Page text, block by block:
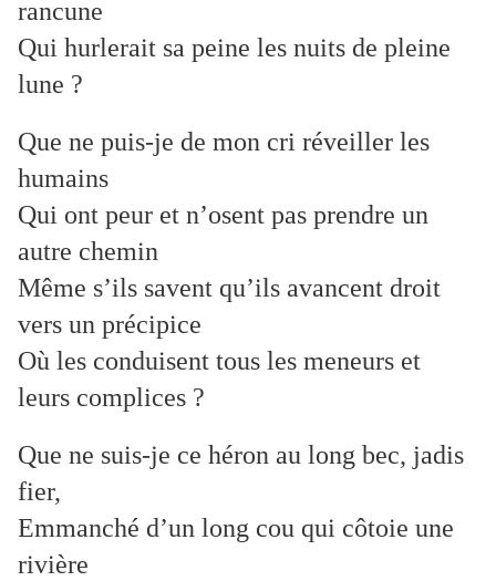
rancune
Qui hurlerait sa peine les nuits de pleine
lune ?
Que ne puis-je de mon cri réveiller les
humains
Qui ont peur et n’osent pas prendre un
autre chemin
Même s’ils savent qu’ils avancent droit
vers un précipice
Où les conduisent tous les meneurs et
leurs complices ?
Que ne suis-je ce héron au long bec, jadis
fier,
Emmanché d’un long cou qui côtoie une
rivière